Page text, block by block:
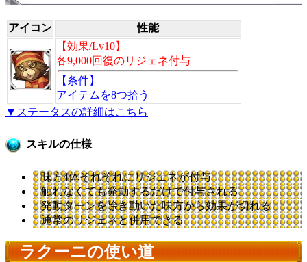
アイコン
性能
【効果/Lv10】
各9,000回復のリジェネ付与
【条件】
アイテムを8つ拾う
▼ステータスの詳細はこちら
スキルの仕様
味方4体それぞれにリジェネが付与
触れなくても発動するだけで付与される
発動ターンを除き動いた味方から効果が切れる
通常のリジェネと併用できる
ラクーニの使い道